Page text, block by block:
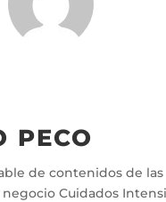
PECO
de contenidos de las
Cuidados